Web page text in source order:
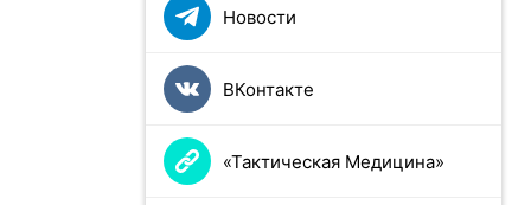
Новости
ВКонтакте
«Тактическая Медицина»